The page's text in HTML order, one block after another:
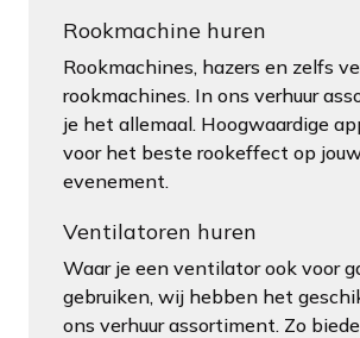
Rookmachine huren
Rookmachines, hazers en zelfs
rookmachines. In ons verhuur
je het allemaal. Hoogwaardige
voor het beste rookeffect op
evenement.
Ventilatoren huren
Waar je een ventilator ook voor
gebruiken, wij hebben het
ons verhuur assortiment. Zo